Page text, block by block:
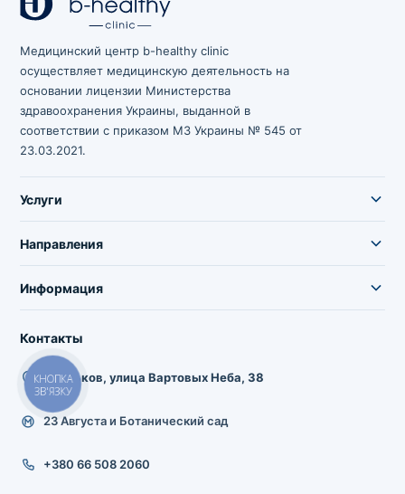
Медицинский центр b-healthy clinic
осуществляет медицинскую деятельность на
основании лицензии Министерства
здравоохранения Украины, выданной в
соответствии с приказом МЗ Украины № 545 от
23.03.2021.
Услуги
Направления
Информация
Контакты
г.Харьков, улица Вартовых Неба, 38
23 Августа и Ботанический сад
+380 66 508 2060
КНОПКА
ЗВ'ЯЗКУ